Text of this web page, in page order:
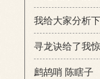
我给大家分析
寻龙诀给了我
鹧鸪哨 陈瞎子